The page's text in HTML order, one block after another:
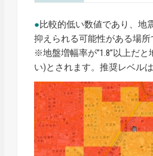
●比較的低い数値であり、地
抑えられる可能性がある場所
※地盤増幅率が”1.8”以上だ
い)とされます。推奨レベルは